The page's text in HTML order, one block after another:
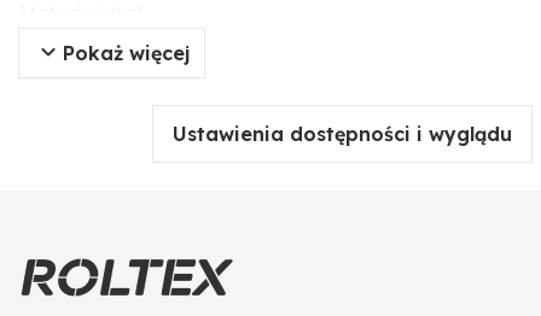
b (mm): 57
Wytrzymałość: 8.8
Kształt łba: łeb sześciokątny
DIN: 931
Nr ISO: 4014
Pokaż więcej
Ustawienia dostępności i wyglądu